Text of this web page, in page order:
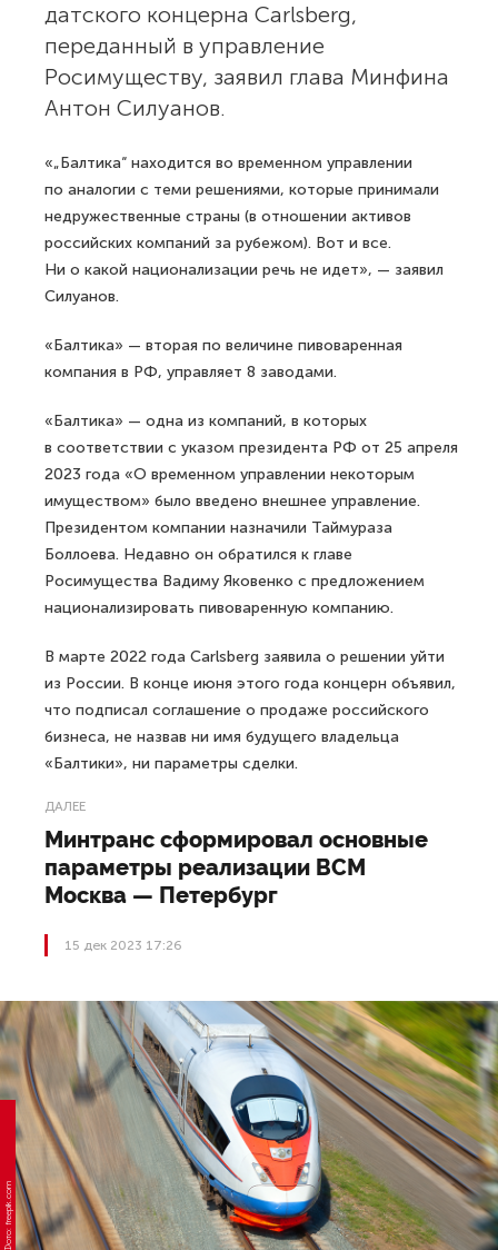
датского концерна Carlsberg,
переданный в управление
Росимуществу, заявил глава Минфина
Антон Силуанов.
«„Балтика“ находится во временном управлении
по аналогии с теми решениями, которые принимали
недружественные страны (в отношении активов
российских компаний за рубежом). Вот и все.
Ни о какой национализации речь не идет», — заявил
Силуанов.
«Балтика» — вторая по величине пивоваренная
компания в РФ, управляет 8 заводами.
«Балтика» — одна из компаний, в которых
в соответствии с указом президента РФ от 25 апреля
2023 года «О временном управлении некоторым
имуществом» было введено внешнее управление.
Президентом компании назначили Таймураза
Боллоева. Недавно он обратился к главе
Росимущества Вадиму Яковенко с предложением
национализировать пивоваренную компанию.
В марте 2022 года Carlsberg заявила о решении уйти
из России. В конце июня этого года концерн объявил,
что подписал соглашение о продаже российского
бизнеса, не назвав ни имя будущего владельца
«Балтики», ни параметры сделки.
ДАЛЕЕ
Минтранс сформировал основные
параметры реализации ВСМ
Москва — Петербург
15 дек 2023 17:26
Фото: freepik.com